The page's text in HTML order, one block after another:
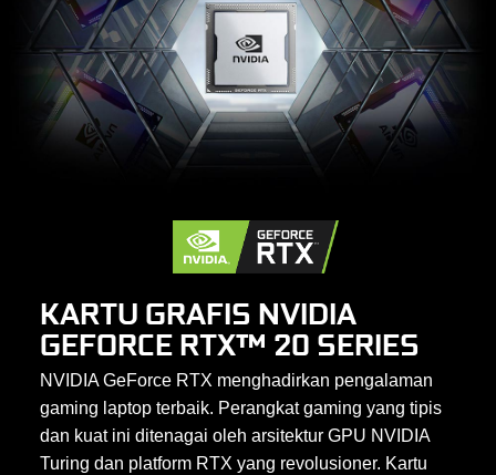
KARTU GRAFIS NVIDIA
GEFORCE RTX™ 20 SERIES
NVIDIA GeForce RTX menghadirkan pengalaman
gaming laptop terbaik. Perangkat gaming yang tipis
dan kuat ini ditenagai oleh arsitektur GPU NVIDIA
Turing dan platform RTX yang revolusioner. Kartu